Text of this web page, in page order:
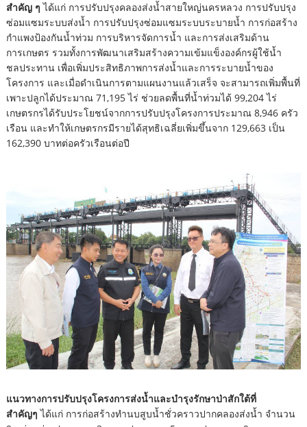
สำคัญ ๆ ได้แก่ การปรับปรุงคลองส่งน้ำสายใหญ่นครหลวง การปรับปรุง
ซ่อมแซมระบบส่งน้ำ การปรับปรุงซ่อมแซมระบบระบายน้ำ การก่อสร้าง
กำแพงป้องกันน้ำท่วม การบริหารจัดการน้ำ และการส่งเสริมด้าน
การเกษตร รวมทั้งการพัฒนาเสริมสร้างความเข้มแข็งองค์กรผู้ใช้น้ำ
ชลประทาน เพื่อเพิ่มประสิทธิภาพการส่งน้ำและการระบายน้ำของ
โครงการ และเมื่อดำเนินการตามแผนงานแล้วเสร็จ จะสามารถเพิ่มพื้นที่
เพาะปลูกได้ประมาณ 71,195 ไร่ ช่วยลดพื้นที่น้ำท่วมได้ 99,204 ไร่
เกษตรกรได้รับประโยชน์จากการปรับปรุงโครงการประมาณ 8,946 ครัว
เรือน และทำให้เกษตรกรมีรายได้สุทธิเฉลี่ยเพิ่มขึ้นจาก 129,663 เป็น
162,390 บาทต่อครัวเรือนต่อปี
แนวทางการปรับปรุงโครงการส่งน้ำและบำรุงรักษาป่าสักใต้ที่
สำคัญๆ ได้แก่ การก่อสร้างทำนบสูบน้ำชั่วคราวปากคลองส่งน้ำ จำนวน